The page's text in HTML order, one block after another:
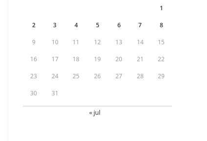
1
2 3 4 5 6 7 8
9 10 11 12 13 14 15
16 17 18 19 20 21 22
23 24 25 26 27 28 29
30 31
« jul